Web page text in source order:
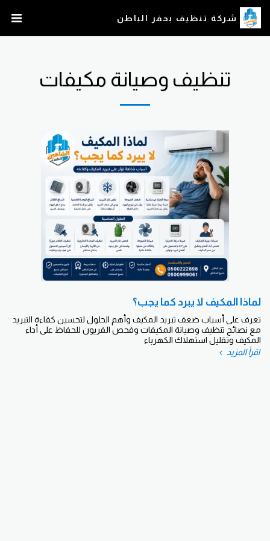
شركة تنظيف بحفر الباطن
تنظيف وصيانة مكيفات
لماذا المكيف لا يبرد كما يجب؟
تعرف على أسباب ضعف تبريد المكيف وأهم الحلول لتحسين كفاءة التبريد
مع نصائح تنظيف وصيانة المكيفات وفحص الفريون للحفاظ على أداء
المكيف وتقليل استهلاك الكهرباء
اقرأ المزيد